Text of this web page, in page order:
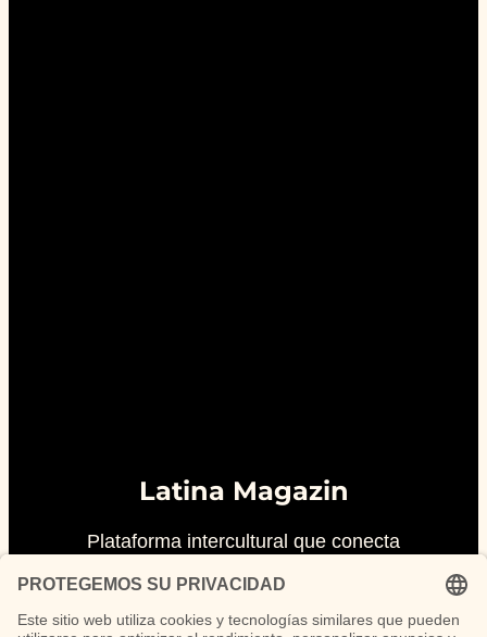
Latina Magazin
Plataforma intercultural que conecta
Latinoamérica y Alemania.
© 2026 Latina Magazin. Todos los derechos